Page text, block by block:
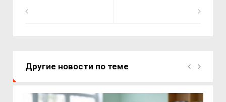
Другие новости по теме